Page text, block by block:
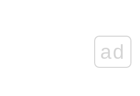
ad